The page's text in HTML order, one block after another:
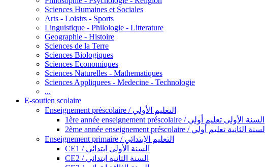
Sciences Humaines et Sociales
Arts - Loisirs - Sports
Linguistique - Philologie - Litterature
Geographie - Histoire
Sciences de la Terre
Sciences Biologiques
Sciences Economiques
Sciences Naturelles - Mathematiques
Sciences Appliquees - Medecine - Technologie
...
E-soutien scolaire
Enseignement préscolaire / التعليم الأولي
1ère année enseignement préscolaire / السنة الأولى تعليم أولي
2ème année enseignement préscolaire / السنة الثانية تعليم أولي
Enseignement primaire / التعليم الإبتدائي
CE1 / السنة الأولى ابتدائي
CE2 / السنة الثانية ابتدائي